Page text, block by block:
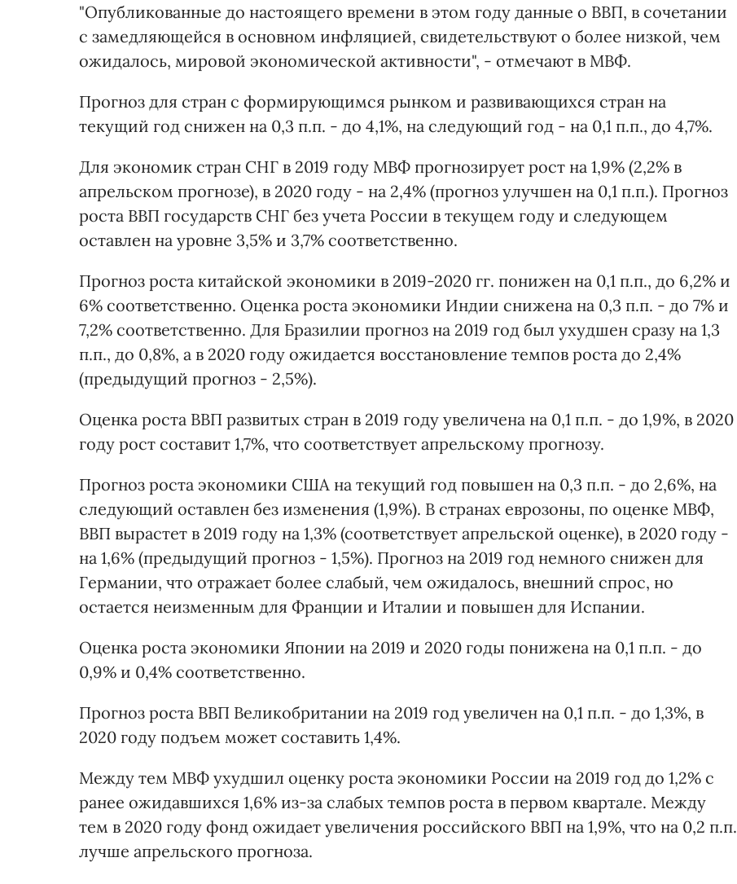
"Опубликованные до настоящего времени в этом году данные о ВВП, в сочетании
с замедляющейся в основном инфляцией, свидетельствуют о более низкой, чем
ожидалось, мировой экономической активности", - отмечают в МВФ.
Прогноз для стран с формирующимся рынком и развивающихся стран на
текущий год снижен на 0,3 п.п. - до 4,1%, на следующий год - на 0,1 п.п., до 4,7%.
Для экономик стран СНГ в 2019 году МВФ прогнозирует рост на 1,9% (2,2% в
апрельском прогнозе), в 2020 году - на 2,4% (прогноз улучшен на 0,1 п.п.). Прогноз
роста ВВП государств СНГ без учета России в текущем году и следующем
оставлен на уровне 3,5% и 3,7% соответственно.
Прогноз роста китайской экономики в 2019-2020 гг. понижен на 0,1 п.п., до 6,2% и
6% соответственно. Оценка роста экономики Индии снижена на 0,3 п.п. - до 7% и
7,2% соответственно. Для Бразилии прогноз на 2019 год был ухудшен сразу на 1,3
п.п., до 0,8%, а в 2020 году ожидается восстановление темпов роста до 2,4%
(предыдущий прогноз - 2,5%).
Оценка роста ВВП развитых стран в 2019 году увеличена на 0,1 п.п. - до 1,9%, в 2020
году рост составит 1,7%, что соответствует апрельскому прогнозу.
Прогноз роста экономики США на текущий год повышен на 0,3 п.п. - до 2,6%, на
следующий оставлен без изменения (1,9%). В странах еврозоны, по оценке МВФ,
ВВП вырастет в 2019 году на 1,3% (соответствует апрельской оценке), в 2020 году -
на 1,6% (предыдущий прогноз - 1,5%). Прогноз на 2019 год немного снижен для
Германии, что отражает более слабый, чем ожидалось, внешний спрос, но
остается неизменным для Франции и Италии и повышен для Испании.
Оценка роста экономики Японии на 2019 и 2020 годы понижена на 0,1 п.п. - до
0,9% и 0,4% соответственно.
Прогноз роста ВВП Великобритании на 2019 год увеличен на 0,1 п.п. - до 1,3%, в
2020 году подъем может составить 1,4%.
Между тем МВФ ухудшил оценку роста экономики России на 2019 год до 1,2% с
ранее ожидавшихся 1,6% из-за слабых темпов роста в первом квартале. Между
тем в 2020 году фонд ожидает увеличения российского ВВП на 1,9%, что на 0,2 п.п.
лучше апрельского прогноза.